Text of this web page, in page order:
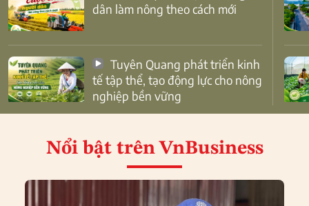
dân làm nông theo cách mới
tế tập thể, tạo động lực cho nông
nghiệp bền vững
Nổi bật trên VnBusiness